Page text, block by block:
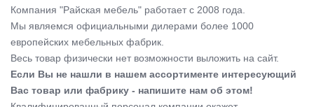
Компания "Райская мебель" работает с 2008 года.
Мы являемся официальными дилерами более 1000
европейских мебельных фабрик.
Весь товар физически нет возможности выложить на сайт.
Если Вы не нашли в нашем ассортименте интересующий
Вас товар или фабрику - напишите нам об этом!